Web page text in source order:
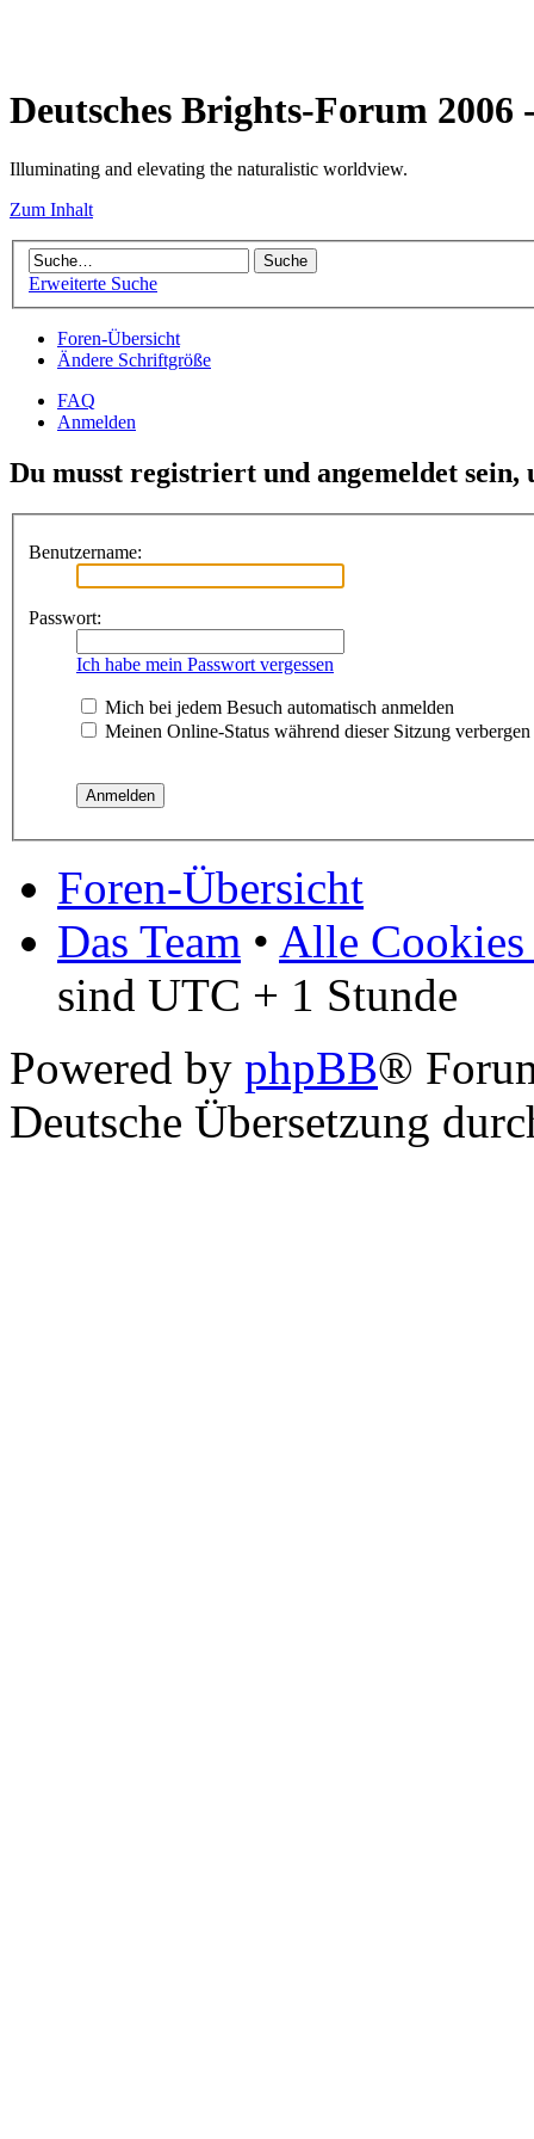
Deutsches Brights-Forum
Illuminating and elevating the naturalistic worldview.
Zum Inhalt
Erweiterte Suche
Foren-Übersicht
Ändere Schriftgröße
FAQ
Anmelden
Du musst registriert und angemeldet sein,
Benutzername:
Passwort:
Ich habe mein Passwort vergessen
Mich bei jedem Besuch automatisch anmelden
Meinen Online-Status während dieser Sitzung verbergen
Foren-Übersicht
Das Team • Alle Cookies
sind UTC + 1 Stunde
Powered by phpBB®
Deutsche Übersetzung